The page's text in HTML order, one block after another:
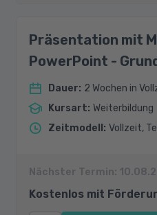
Präsentation mit
PowerPoint -
Dauer: 2 Wochen in
Kursart: Weiterbildung
Zeitmodell : Vollzeit,
Nächster Termin:
Kostenlos mit